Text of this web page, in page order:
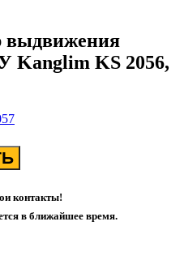
выдвижения
Kanglim KS 2056,
контакты!
в ближайшее время.